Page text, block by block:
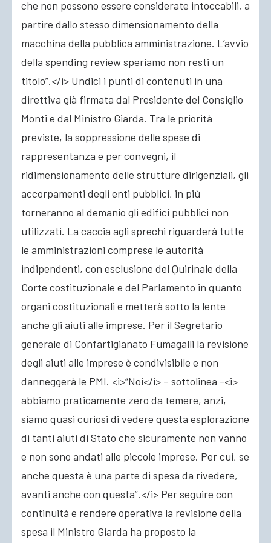
che non possono essere considerate intoccabili, a
partire dallo stesso dimensionamento della
macchina della pubblica amministrazione. L’avvio
della spending review speriamo non resti un
titolo”.</i> Undici i punti di contenuti in una
direttiva già firmata dal Presidente del Consiglio
Monti e dal Ministro Giarda. Tra le priorità
previste, la soppressione delle spese di
rappresentanza e per convegni, il
ridimensionamento delle strutture dirigenziali, gli
accorpamenti degli enti pubblici, in più
torneranno al demanio gli edifici pubblici non
utilizzati. La caccia agli sprechi riguarderà tutte
le amministrazioni comprese le autorità
indipendenti, con esclusione del Quirinale della
Corte costituzionale e del Parlamento in quanto
organi costituzionali e metterà sotto la lente
anche gli aiuti alle imprese. Per il Segretario
generale di Confartigianato Fumagalli la revisione
degli aiuti alle imprese è condivisibile e non
danneggerà le PMI. <i>“Noi</i> – sottolinea -<i>
abbiamo praticamente zero da temere, anzi,
siamo quasi curiosi di vedere questa esplorazione
di tanti aiuti di Stato che sicuramente non vanno
e non sono andati alle piccole imprese. Per cui, se
anche questa è una parte di spesa da rivedere,
avanti anche con questa”.</i> Per seguire con
continuità e rendere operativa la revisione della
spesa il Ministro Giarda ha proposto la